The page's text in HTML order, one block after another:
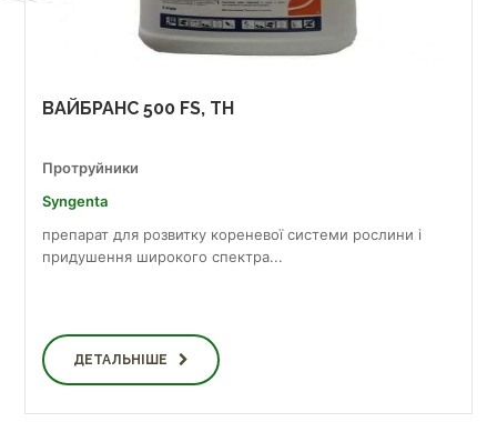
ВАЙБРАНС 500 FS, TH
Протруйники
Syngenta
препарат для розвитку кореневої системи рослини і
придушення широкого спектра...
ДЕТАЛЬНІШЕ